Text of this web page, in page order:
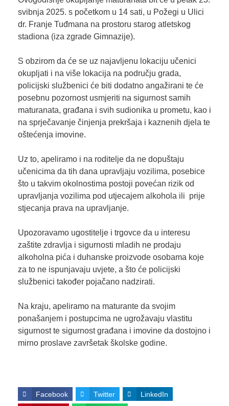
svibnja 2025. s početkom u 14 sati, u Požegi u Ulici
dr. Franje Tuđmana na prostoru starog atletskog
stadiona (iza zgrade Gimnazije).
S obzirom da će se uz najavljenu lokaciju učenici
okupljati i na više lokacija na području grada,
policijski službenici će biti dodatno angažirani te će
posebnu pozornost usmjeriti na sigurnost samih
maturanata, građana i svih sudionika u prometu, kao i
na sprječavanje činjenja prekršaja i kaznenih djela te
oštećenja imovine.
Uz to, apeliramo i na roditelje da ne dopuštaju
učenicima da tih dana upravljaju vozilima, posebice
što u takvim okolnostima postoji povećan rizik od
upravljanja vozilima pod utjecajem alkohola ili prije
stjecanja prava na upravljanje.
Upozoravamo ugostitelje i trgovce da u interesu
zaštite zdravlja i sigurnosti mladih ne prodaju
alkoholna pića i duhanske proizvode osobama koje
za to ne ispunjavaju uvjete, a što će policijski
službenici također pojačano nadzirati.
Na kraju, apeliramo na maturante da svojim
ponašanjem i postupcima ne ugrožavaju vlastitu
sigurnost te sigurnost građana i imovine da dostojno i
mirno proslave završetak školske godine.
Facebook Twitter LinkedIn